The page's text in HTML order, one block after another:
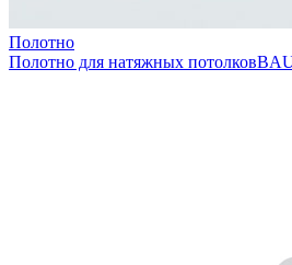
Полотно
Полотно для натяжных потолков